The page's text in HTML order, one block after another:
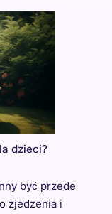
dzieci?
być przede
zjedzenia i